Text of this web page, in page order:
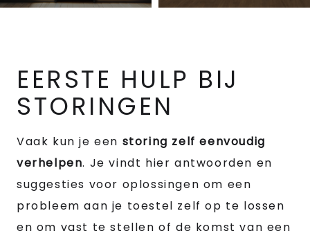
EERSTE HULP BIJ
STORINGEN
Vaak kun je een storing zelf eenvoudig
verhelpen. Je vindt hier antwoorden en
suggesties voor oplossingen om een
probleem aan je toestel zelf op te lossen
en om vast te stellen of de komst van een